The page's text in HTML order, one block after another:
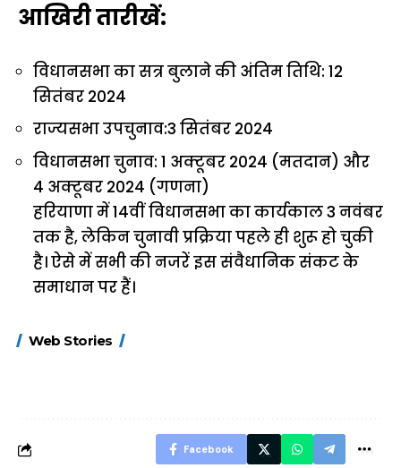
आखिरी तारीखें:
विधानसभा का सत्र बुलाने की अंतिम तिथि: 12
सितंबर 2024
राज्यसभा उपचुनाव:3 सितंबर 2024
विधानसभा चुनाव: 1 अक्टूबर 2024 (मतदान) और
4 अक्टूबर 2024 (गणना)
हरियाणा में 14वीं विधानसभा का कार्यकाल 3 नवंबर
तक है, लेकिन चुनावी प्रक्रिया पहले ही शुरू हो चुकी
है। ऐसे में सभी की नजरें इस संवैधानिक संकट के
समाधान पर हैं।
Web Stories
FASTag के ये नए
Facebook